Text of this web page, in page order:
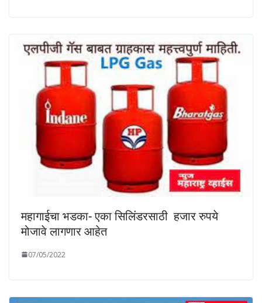
महागाईचा भडका- एका सिलिंडरसाठी हजार रुपये
मोजावे लागणार आहेत
07/05/2022